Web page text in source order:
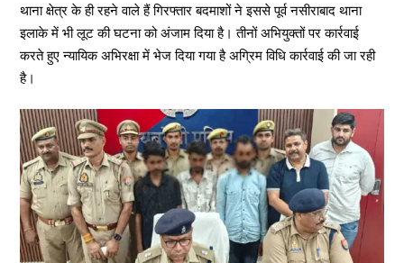
थाना क्षेत्र के ही रहने वाले हैं गिरफ्तार बदमाशों ने इससे पूर्व नसीराबाद थाना
इलाके में भी लूट की घटना को अंजाम दिया है। तीनों अभियुक्तों पर कार्रवाई
करते हुए न्यायिक अभिरक्षा में भेज दिया गया है अग्रिम विधि कार्रवाई की जा रही
है।